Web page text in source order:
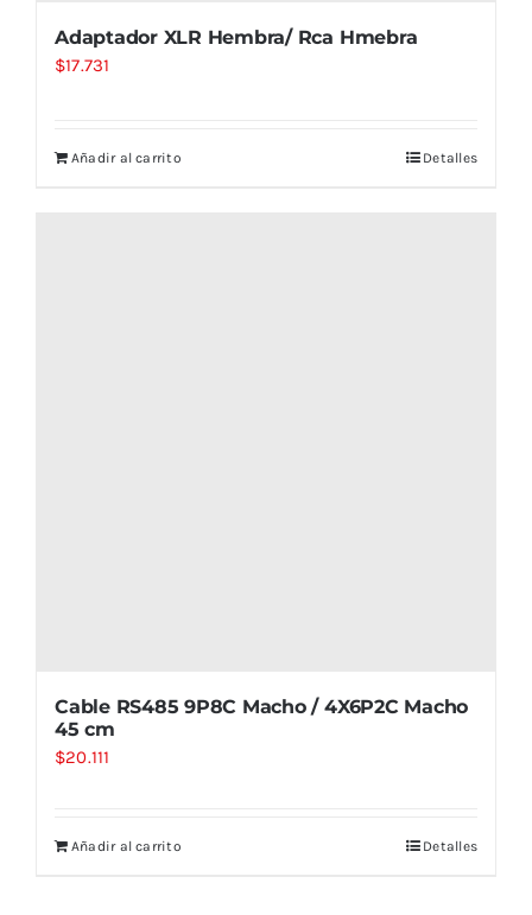
Adaptador XLR Hembra/ Rca Hmebra
$17.731
Añadir al carrito Detalles
Cable RS485 9P8C Macho / 4X6P2C Macho
45 cm
$20.111
Añadir al carrito Detalles